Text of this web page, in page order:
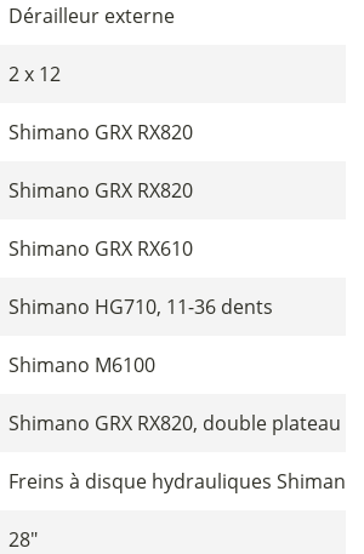
Dérailleur externe
2 x 12
Shimano GRX RX820
Shimano GRX RX820
Shimano GRX RX610
Shimano HG710, 11-36 dents
Shimano M6100
Shimano GRX RX820, double plateau
Freins à disque hydrauliques Shimano
28"